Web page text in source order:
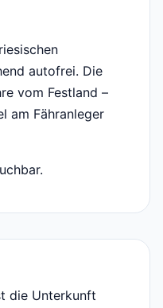
autofrei. Die
vom Festland –
am Fähranleger
die Unterkunft